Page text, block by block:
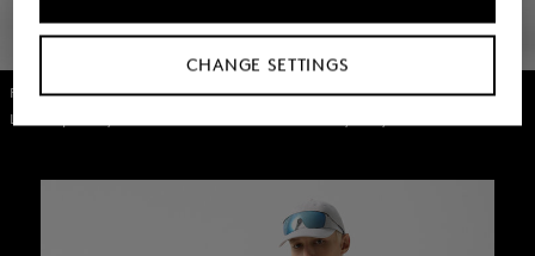
FIRE+ICE
Look Filipo Grey
BOGNER
CHANGE SETTINGS